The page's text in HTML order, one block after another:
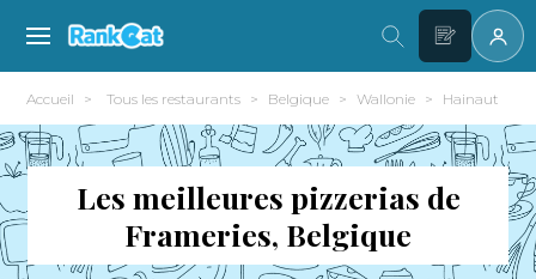
Accueil Tous les restaurants Belgique Wallonie Hainaut
Les meilleures pizzerias de
Frameries, Belgique